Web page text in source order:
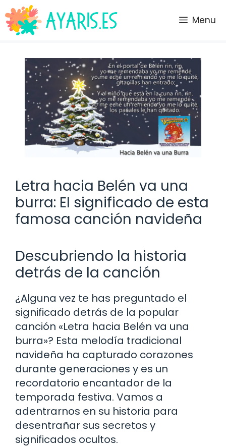
Saltar
al
contenido
Menu
Letra hacia Belén va una
burra: El significado de esta
famosa canción navideña
Descubriendo la historia
detrás de la canción
¿Alguna vez te has preguntado el
significado detrás de la popular
canción «Letra hacia Belén va una
burra»? Esta melodía tradicional
navideña ha capturado corazones
durante generaciones y es un
recordatorio encantador de la
temporada festiva. Vamos a
adentrarnos en su historia para
desentrañar sus secretos y
significados ocultos.